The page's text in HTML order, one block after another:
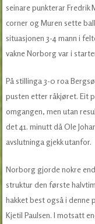
seinare punkterar Fredrik
corner og Muren sette
situasjonen 3-4 mann i
vakne Norborg var i
På stillinga 3-0 roa
pusten etter råkjøret. Eit
omgangen, men utan
det 41. minutt då Ole
avslutninga gjekk utanfor.
Norborg gjorde nokre
struktur den første
hakket best også i
Kjetil Paulsen. I motsatt